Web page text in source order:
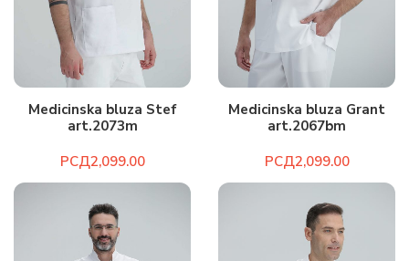
Medicinska bluza Stef
art.2073m
РСД
Medicinska bluza Grant
art.2067bm
РСД